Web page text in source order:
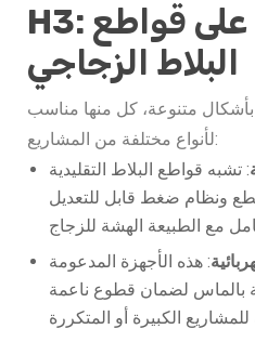
H3: نظرة عامة على قواطع
البلاط الزجاجي
بأشكال متنوعة، كل منها مناسب
لأنواع مختلفة من المشاريع:
: تشبه قواطع البلاط التقليدية
ونظام ضغط قابل للتعديل
: هذه الأجهزة المدعومة
لضمان قطوع ناعمة